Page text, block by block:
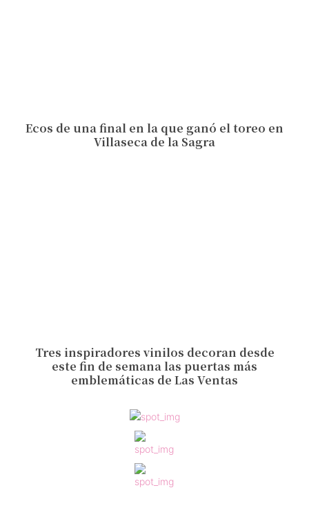
Ecos de una final en la que ganó el toreo en
Villaseca de la Sagra
Tres inspiradores vinilos decoran desde
este fin de semana las puertas más
emblemáticas de Las Ventas